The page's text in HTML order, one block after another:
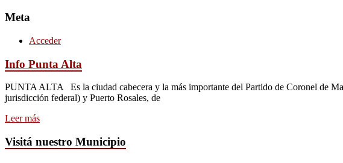
Meta
Acceder
Info Punta Alta
PUNTA ALTA Es la ciudad cabecera y la más importante del Partido de Coronel de
jurisdicción federal) y Puerto Rosales, de
Leer más
Visitá nuestro Municipio